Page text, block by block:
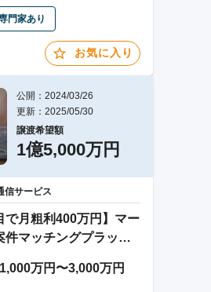
門家あり
お気に入り
公開：2024/03/26
更新：2025/05/30
譲渡希望額
1億5,000万円
信サービス
で月粗利400万円】マー
件マッチングプラット
1,000万円〜3,000万円